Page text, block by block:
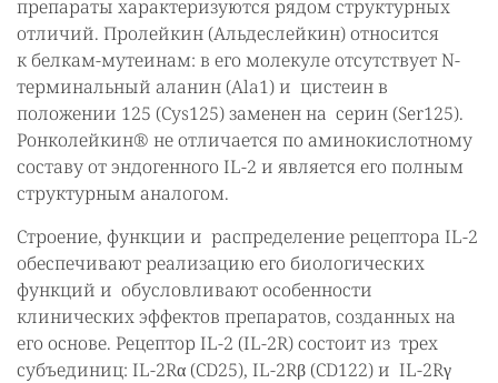
препараты характеризуются рядом структурных
отличий. Пролейкин (Альдеcлейкин) относится
к белкам-мутеинам: в его молекуле отсутствует N-
терминальный аланин (Ala1) и цистеин в
положении 125 (Cys125) заменен на серин (Ser125).
Ронколейкин® не отличается по аминокислотному
составу от эндогенного IL-2 и является его полным
структурным аналогом.
Строение, функции и распределение рецептора IL-2
обеспечивают реализацию его биологических
функций и обусловливают особенности
клинических эффектов препаратов, созданных на
его основе. Рецептор IL-2 (IL-2R) состоит из трех
субъединиц: IL-2Rα (CD25), IL-2Rβ (CD122) и IL-2Rγ